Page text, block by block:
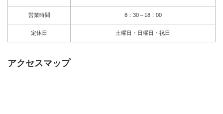
営業時間 8：30～18：00
定休日 土曜日・日曜日・祝日
アクセスマップ